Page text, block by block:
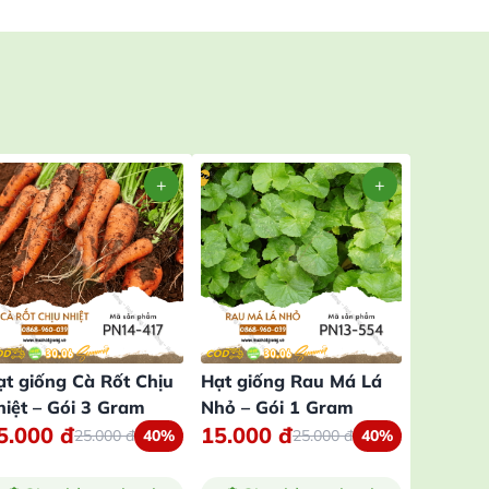
giống Cà Rốt Chịu
– Gói 3 Gram
đ25.000đ 40%
Hạt giống Rau Má Lá
Nhỏ – Gói 1 Gram
15.000 đ25.000đ 40%